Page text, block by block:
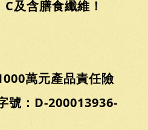
及含膳食纖維！
萬元產品責任險
號：D-200013936-